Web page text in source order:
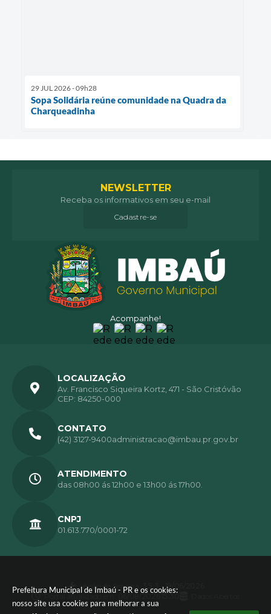
Prefeitura Municipal de Imbaú - PR e os cookies:
nosso site usa cookies para melhorar a sua
29 JUL 2026 - 09h28
Sopa Solidária reúne comunidade na Quadra da
Charqueadinha
Acompanhe!
NEWSLETTER
Receba os informativos em seu e-mail
Cadastre-se
LOCALIZAÇÃO
Av. Francisco Siqueira Kortz, 471 - São Cristóvão
CEP: 84250-000
CONTATO
(42) 3127-9400administracao@imbau.pr.gov.br
ATENDIMENTO
das 08h00 ás 12h00 e 13h00 ás 17h00.
CNPJ
01.613.770/0001-72
Versão do Sistema:
3.5.3 - 19/06/2026
Portal atualizado em: